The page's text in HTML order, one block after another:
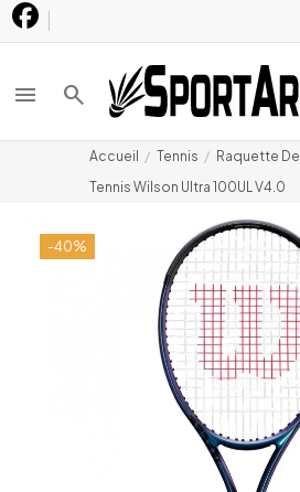
menu search
Accueil Tennis
Raquette De
Tennis Wilson Ultra 100UL V4.0
-40%